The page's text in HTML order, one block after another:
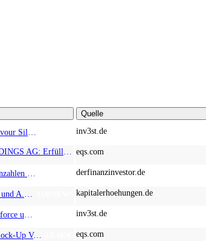
Quelle
inv3st.de
eqs.com
derfinanzinvestor.de
kapitalerhoehungen.de
inv3st.de
EQS-Adhoc: Branicks Group AG: Lock-Up Vereinbarungen über die Restrukturierung der Anleihe und der Schuldscheindarlehen vollumfänglich wirksam geworden eqs.com